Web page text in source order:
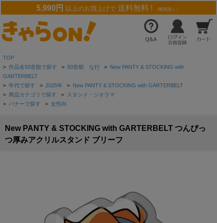
5,990円 以上のお買上げで 送料無料 ! （離島除く）
TOP
> 作品名50音順で探す > 50音順 な行 > New PANTY & STOCKING with
GARTERBELT
> 年代で探す > 2025年 > New PANTY & STOCKING with GARTERBELT
> 商品カテゴリで探す > スタンド・ジオラマ
> バナーで探す > 女性向
New PANTY & STOCKING with GARTERBELT つんぴっ
つ厚みアクリルスタンド ブリーフ